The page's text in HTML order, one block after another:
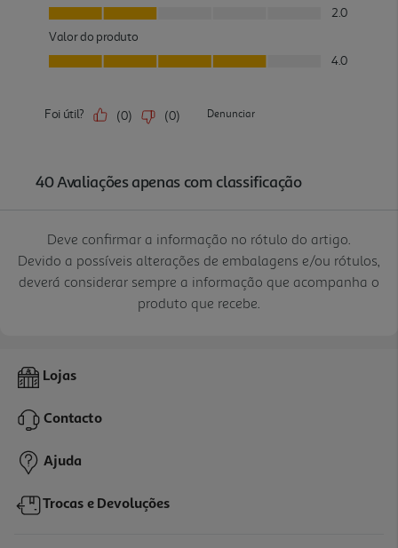
Deve confirmar a informação no rótulo do artigo.
Devido a possíveis alterações de embalagens e/ou rótulos,
deverá considerar sempre a informação que acompanha o
produto que recebe.
Lojas
Contacto
Ajuda
Trocas e Devoluções